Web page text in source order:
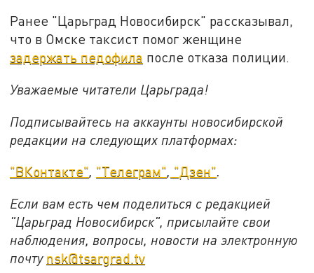
Ранее "Царьград Новосибирск" рассказывал,
что в Омске таксист помог женщине
задержать педофила после отказа полиции.
Уважаемые читатели Царьграда!
Подписывайтесь на аккаунты новосибирской
редакции на следующих платформах:
"ВКонтакте", "Телеграм", "Дзен".
Если вам есть чем поделиться с редакцией
"Царьград Новосибирск", присылайте свои
наблюдения, вопросы, новости на электронную
почту nsk@tsargrad.tv